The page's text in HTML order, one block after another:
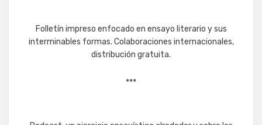
Folletín impreso enfocado en ensayo literario y sus
interminables formas. Colaboraciones internacionales,
distribución gratuita.
***